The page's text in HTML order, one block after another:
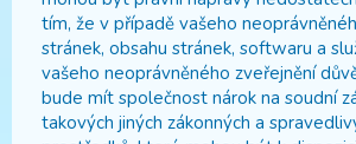
tím, že v případě vašeho
stránek, obsahu stránek, softwaru a
vašeho neoprávněného zveřejnění
bude mít společnost nárok na soudní
takových jiných zákonných a